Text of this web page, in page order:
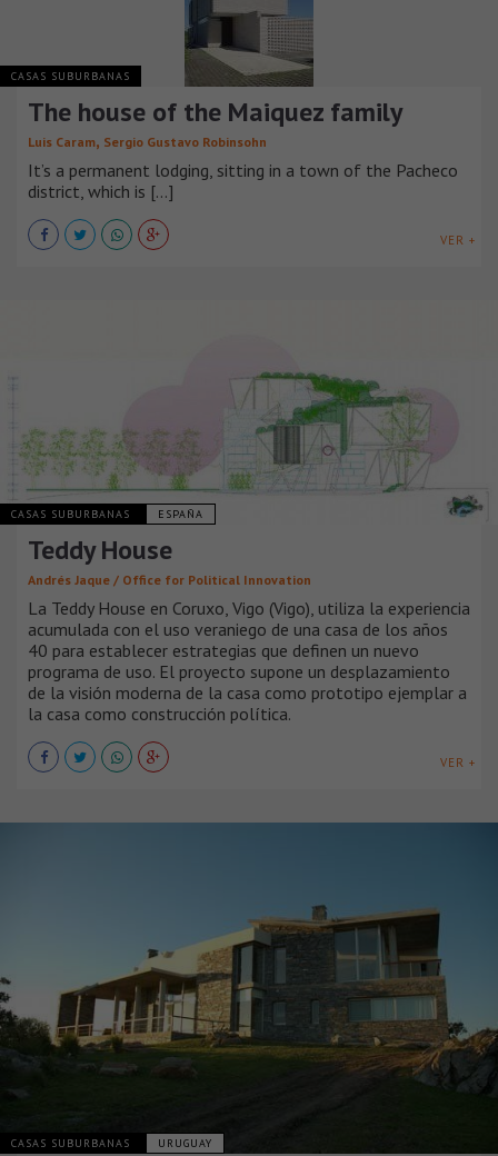
CASAS SUBURBANAS
The house of the Maiquez family
Luis Caram, Sergio Gustavo Robinsohn
It’s a permanent lodging, sitting in a town of the Pacheco
district, which is [...]
VER +
CASAS SUBURBANAS ESPAÑA
Teddy House
Andrés Jaque / Office for Political Innovation
La Teddy House en Coruxo, Vigo (Vigo), utiliza la experiencia
acumulada con el uso veraniego de una casa de los años
40 para establecer estrategias que definen un nuevo
programa de uso. El proyecto supone un desplazamiento
de la visión moderna de la casa como prototipo ejemplar a
la casa como construcción política.
VER +
CASAS SUBURBANAS URUGUAY